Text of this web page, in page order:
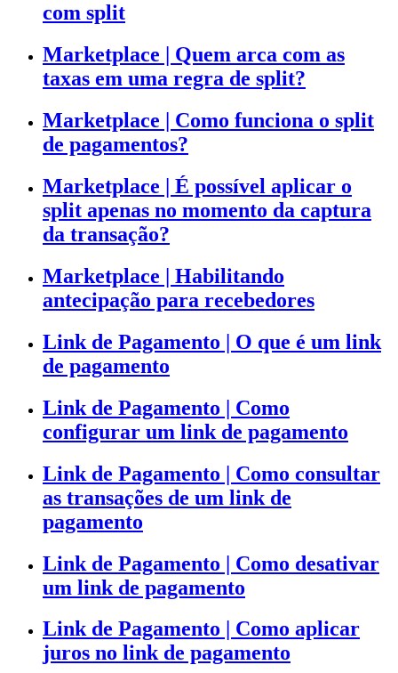
com split
Marketplace | Quem arca com as
taxas em uma regra de split?
Marketplace | Como funciona o split
de pagamentos?
Marketplace | É possível aplicar o
split apenas no momento da captura
da transação?
Marketplace | Habilitando
antecipação para recebedores
Link de Pagamento | O que é um link
de pagamento
Link de Pagamento | Como
configurar um link de pagamento
Link de Pagamento | Como consultar
as transações de um link de
pagamento
Link de Pagamento | Como desativar
um link de pagamento
Link de Pagamento | Como aplicar
juros no link de pagamento